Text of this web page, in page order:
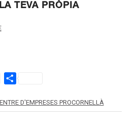
TEVA PRÒPIA
EmailShare
D'EMPRESES PROCORNELLÀ